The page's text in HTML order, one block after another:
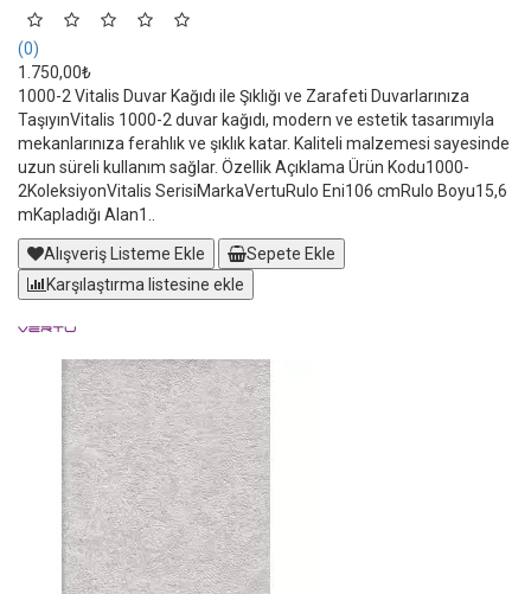
(0)
1.750,00₺
1000-2 Vitalis Duvar Kağıdı ile Şıklığı ve Zarafeti Duvarlarınıza
TaşıyınVitalis 1000-2 duvar kağıdı, modern ve estetik tasarımıyla
mekanlarınıza ferahlık ve şıklık katar. Kaliteli malzemesi sayesinde
uzun süreli kullanım sağlar. Özellik Açıklama Ürün Kodu1000-
2KoleksiyonVitalis SerisiMarkaVertuRulo Eni106 cmRulo Boyu15,6
mKapladığı Alan1..
Alışveriş Listeme Ekle
Sepete Ekle
Karşılaştırma listesine ekle